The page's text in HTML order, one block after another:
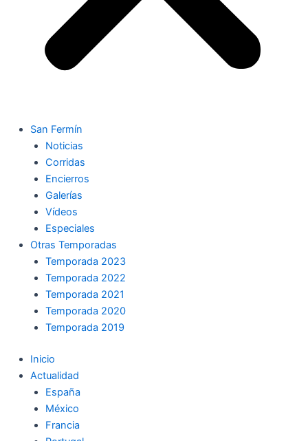
San Fermín
Noticias
Corridas
Encierros
Galerías
Vídeos
Especiales
Otras Temporadas
Temporada 2023
Temporada 2022
Temporada 2021
Temporada 2020
Temporada 2019
Inicio
Actualidad
España
México
Francia